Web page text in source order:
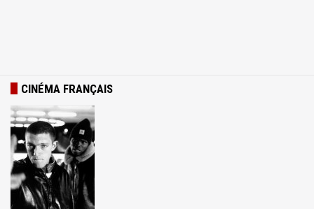
CINÉMA FRANÇAIS